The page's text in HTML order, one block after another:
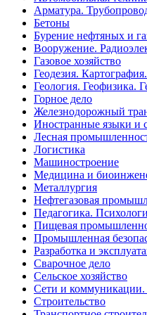
Арматура.
Бетоны
Бурение нефтяных и
Вооружение.
Газовое хозяйство
Геодезия.
Геология. Геофизика.
Горное дело
Железнодорожный
Иностранные языки и
Лесная
Логистика
Машиностроение
Медицина и
Металлургия
Нефтегазовая
Педагогика.
Пищевая
Промышленная
Разработка и
Сварочное дело
Сельское хозяйство
Сети и коммуникации.
Строительство